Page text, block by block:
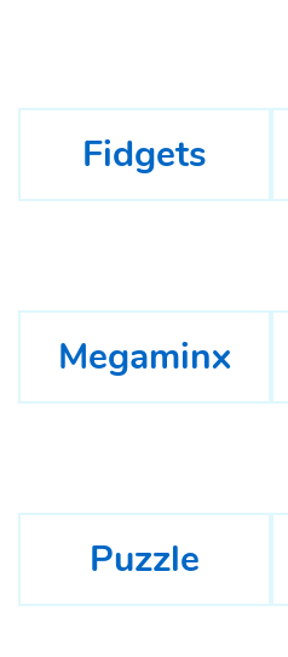
Fidgets
Megaminx
Puzzle